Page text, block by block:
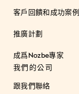
客戶回饋和成功案例
推廣計劃
成爲Nozbe專家
我們的公司
跟我們聯絡